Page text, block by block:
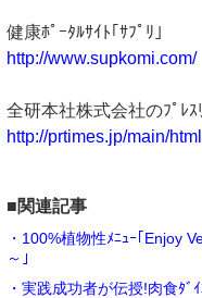
健康ﾎﾟｰﾀﾙｻｲﾄ｢ｻﾌﾟﾘ｣
http://www.supkomi.com/
全研本社株式会社のﾌﾟﾚ
http://prtimes.jp/main/
■関連記事
・100%植物性ﾒﾆｭｰ｢Enjoy
～｣
・実践成功者が伝授!肉食ﾀﾞ